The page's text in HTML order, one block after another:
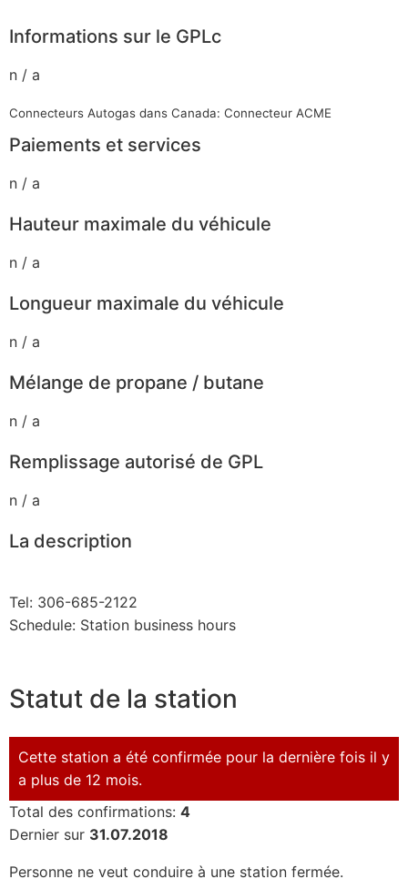
Informations sur le GPLc
n / a
Connecteurs Autogas dans Canada: Connecteur ACME
Paiements et services
n / a
Hauteur maximale du véhicule
n / a
Longueur maximale du véhicule
n / a
Mélange de propane / butane
n / a
Remplissage autorisé de GPL
n / a
La description
Tel: 306-685-2122
Schedule: Station business hours
Statut de la station
Cette station a été confirmée pour la dernière fois il y
a plus de 12 mois.
Total des confirmations: 4
Dernier sur 31.07.2018
Personne ne veut conduire à une station fermée.